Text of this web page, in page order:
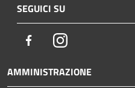
SEGUICI SU
FacebookInstagram
AMMINISTRAZIONE